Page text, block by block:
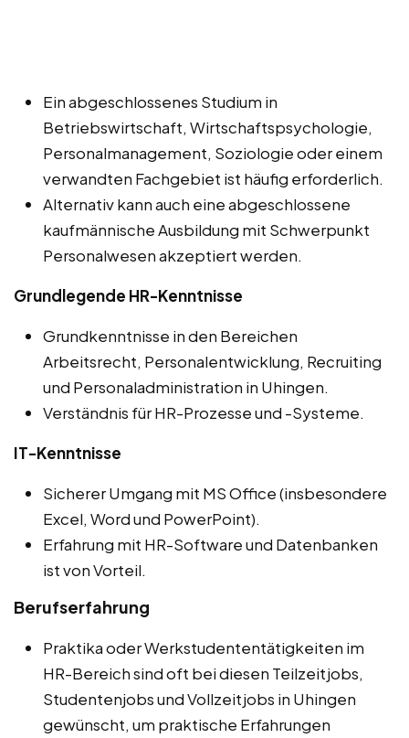
Ein abgeschlossenes Studium in
Betriebswirtschaft, Wirtschaftspsychologie,
Personalmanagement, Soziologie oder einem
verwandten Fachgebiet ist häufig erforderlich.
Alternativ kann auch eine abgeschlossene
kaufmännische Ausbildung mit Schwerpunkt
Personalwesen akzeptiert werden.
Grundlegende HR-Kenntnisse
Grundkenntnisse in den Bereichen
Arbeitsrecht, Personalentwicklung, Recruiting
und Personaladministration in Uhingen.
Verständnis für HR-Prozesse und -Systeme.
IT-Kenntnisse
Sicherer Umgang mit MS Office (insbesondere
Excel, Word und PowerPoint).
Erfahrung mit HR-Software und Datenbanken
ist von Vorteil.
Berufserfahrung
Praktika oder Werkstudententätigkeiten im
HR-Bereich sind oft bei diesen Teilzeitjobs,
Studentenjobs und Vollzeitjobs in Uhingen
gewünscht, um praktische Erfahrungen